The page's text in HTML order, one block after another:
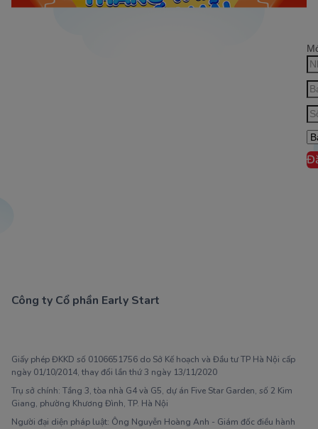
Công ty Cổ phần Early Start
Giấy phép ĐKKD số 0106651756 do Sở Kế hoạch và Đầu tư TP Hà Nội cấp
ngày 01/10/2014, thay đổi lần thứ 3 ngày 13/11/2020
Trụ sở chính: Tầng 3, tòa nhà G4 và G5, dự án Five Star Garden, số 2 Kim
Giang, phường Khương Đình, TP. Hà Nội
Người đại diện pháp luật: Ông Nguyễn Hoàng Anh - Giám đốc điều hành